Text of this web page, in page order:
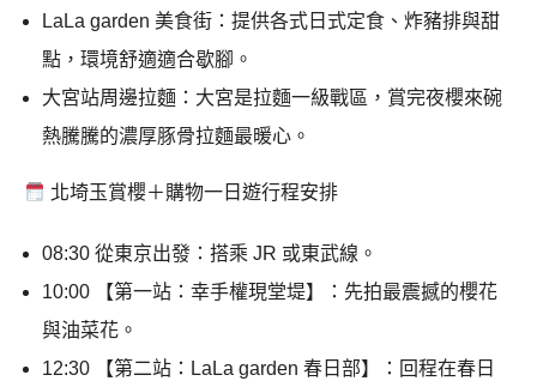
LaLa garden 美食街：提供各式日式定食、炸豬排與甜
點，環境舒適適合歇腳。
大宮站周邊拉麵：大宮是拉麵一級戰區，賞完夜櫻來碗
熱騰騰的濃厚豚骨拉麵最暖心。
北埼玉賞櫻＋購物一日遊行程安排
08:30 從東京出發：搭乘 JR 或東武線。
10:00 【第一站：幸手權現堂堤】：先拍最震撼的櫻花
與油菜花。
12:30 【第二站：LaLa garden 春日部】：回程在春日